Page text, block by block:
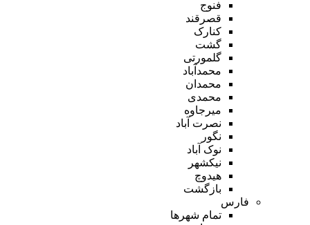
فنوج
قصرقند
کنارک
گشت
گلمورتی
محمدآباد
محمدان
محمدی
میرجاوه
نصرت آباد
نگور
نوک آباد
نیکشهر
هیدوچ
بازگشت
فارس
تمام شهر‌ها